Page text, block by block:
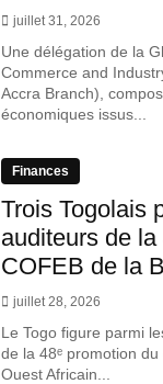
juillet 31, 2026
Une délégation de la
Commerce and
Accra Branch),
économiques issus...
Finances
Trois Togolais
auditeurs de la
COFEB de la
juillet 28, 2026
Le Togo figure parmi
de la 48ᵉ promotion
Ouest Africain...